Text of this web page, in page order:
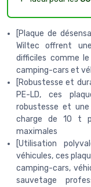
[Plaque de
Wiltec offrent
difficiles comme
camping-cars et
[Robustesse et
PE-LD, ces
robustesse et
charge de 10 t
maximales
[Utilisation
véhicules, ces
camping-cars,
sauvetage